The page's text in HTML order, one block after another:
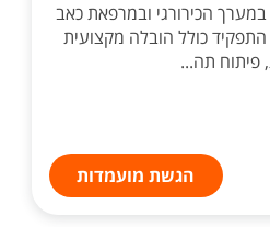
הכירורגי ובמרפאת כאב
כולל הובלה מקצועית
פיתוח תה...
הגשת מועמדות